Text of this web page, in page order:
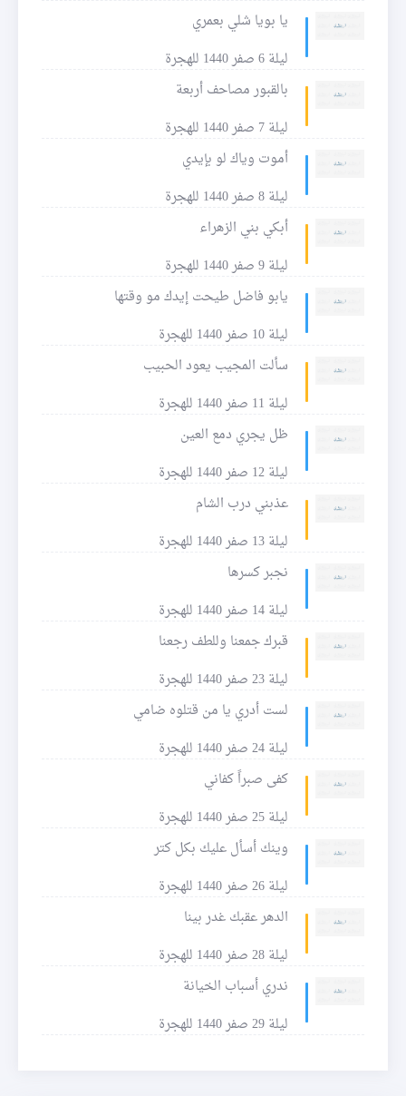
يا بويا شلي بعمري
ليلة 6 صفر 1440 للهجرة
بالقبور مصاحف أربعة
ليلة 7 صفر 1440 للهجرة
أموت وياك لو بإيدي
ليلة 8 صفر 1440 للهجرة
أبكي بني الزهراء
ليلة 9 صفر 1440 للهجرة
يابو فاضل طيحت إيدك مو وقتها
ليلة 10 صفر 1440 للهجرة
سألت المجيب يعود الحبيب
ليلة 11 صفر 1440 للهجرة
ظل يجري دمع العين
ليلة 12 صفر 1440 للهجرة
عذبني درب الشام
ليلة 13 صفر 1440 للهجرة
نجبر كسرها
ليلة 14 صفر 1440 للهجرة
قبرك جمعنا وللطف رجعنا
ليلة 23 صفر 1440 للهجرة
لست أدري يا من قتلوه ضامي
ليلة 24 صفر 1440 للهجرة
كفى صبراً كفاني
ليلة 25 صفر 1440 للهجرة
وينك أسأل عليك بكل كتر
ليلة 26 صفر 1440 للهجرة
الدهر عقبك غدر بينا
ليلة 28 صفر 1440 للهجرة
ندري أسباب الخيانة
ليلة 29 صفر 1440 للهجرة